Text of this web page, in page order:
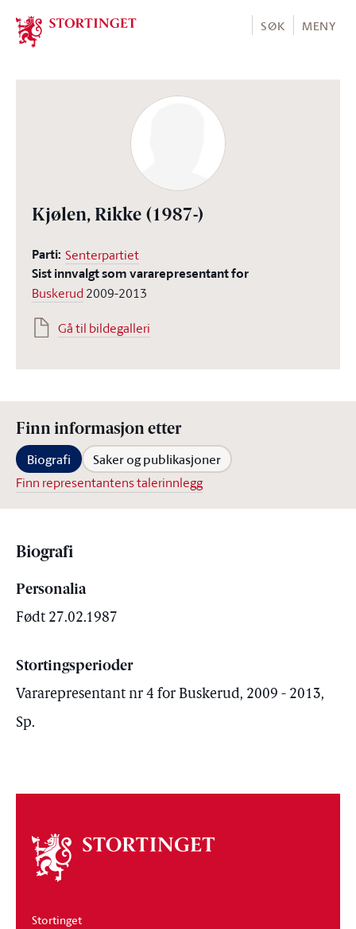
Stortinget.no
SØK MENY
Kjølen, Rikke (1987-)
Parti: Senterpartiet
Sist innvalgt som vararepresentant for
Buskerud 2009-2013
Gå til bildegalleri
Finn informasjon etter
Biografi Saker og publikasjoner
Finn representantens talerinnlegg
Biografi
Personalia
Født 27.02.1987
Stortingsperioder
Vararepresentant nr 4 for Buskerud, 2009 - 2013,
Sp.
Om
stortinget
Stortinget